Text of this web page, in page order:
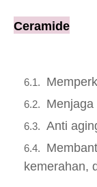
Ceramide
Anti
kemerahan,